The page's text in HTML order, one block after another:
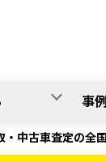
事
・中古車査定の全